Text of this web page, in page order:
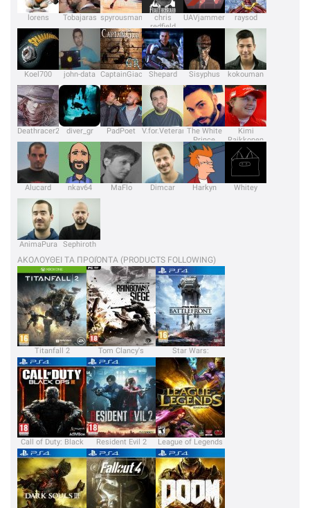
lorens Tobajaras spyrousman
chris
redfield
UAVjammer raysod
Koel700 john-data CaptainGiacGRShepard Sisyphus kokouman
Deathracer2009diver_gr PadPoet V.for.Veteran The White
Prince
Kimi
Raikkonen
Alucard nkav64 MaFlo Dimcar Harkyn Whitey
AnimaPura Sephiroth
ΑΚΟΛΟΥΘΕΙ ΤΑ ΠΡΟΙΌΝΤΑ (PRODUCTS FOLLOWING)
Titanfall 2
Tom Clancy's
Rainbow Six: Siege
Star Wars:
Battlefront
Call of Duty: Black
Ops 3
Resident Evil 2 League of Legends